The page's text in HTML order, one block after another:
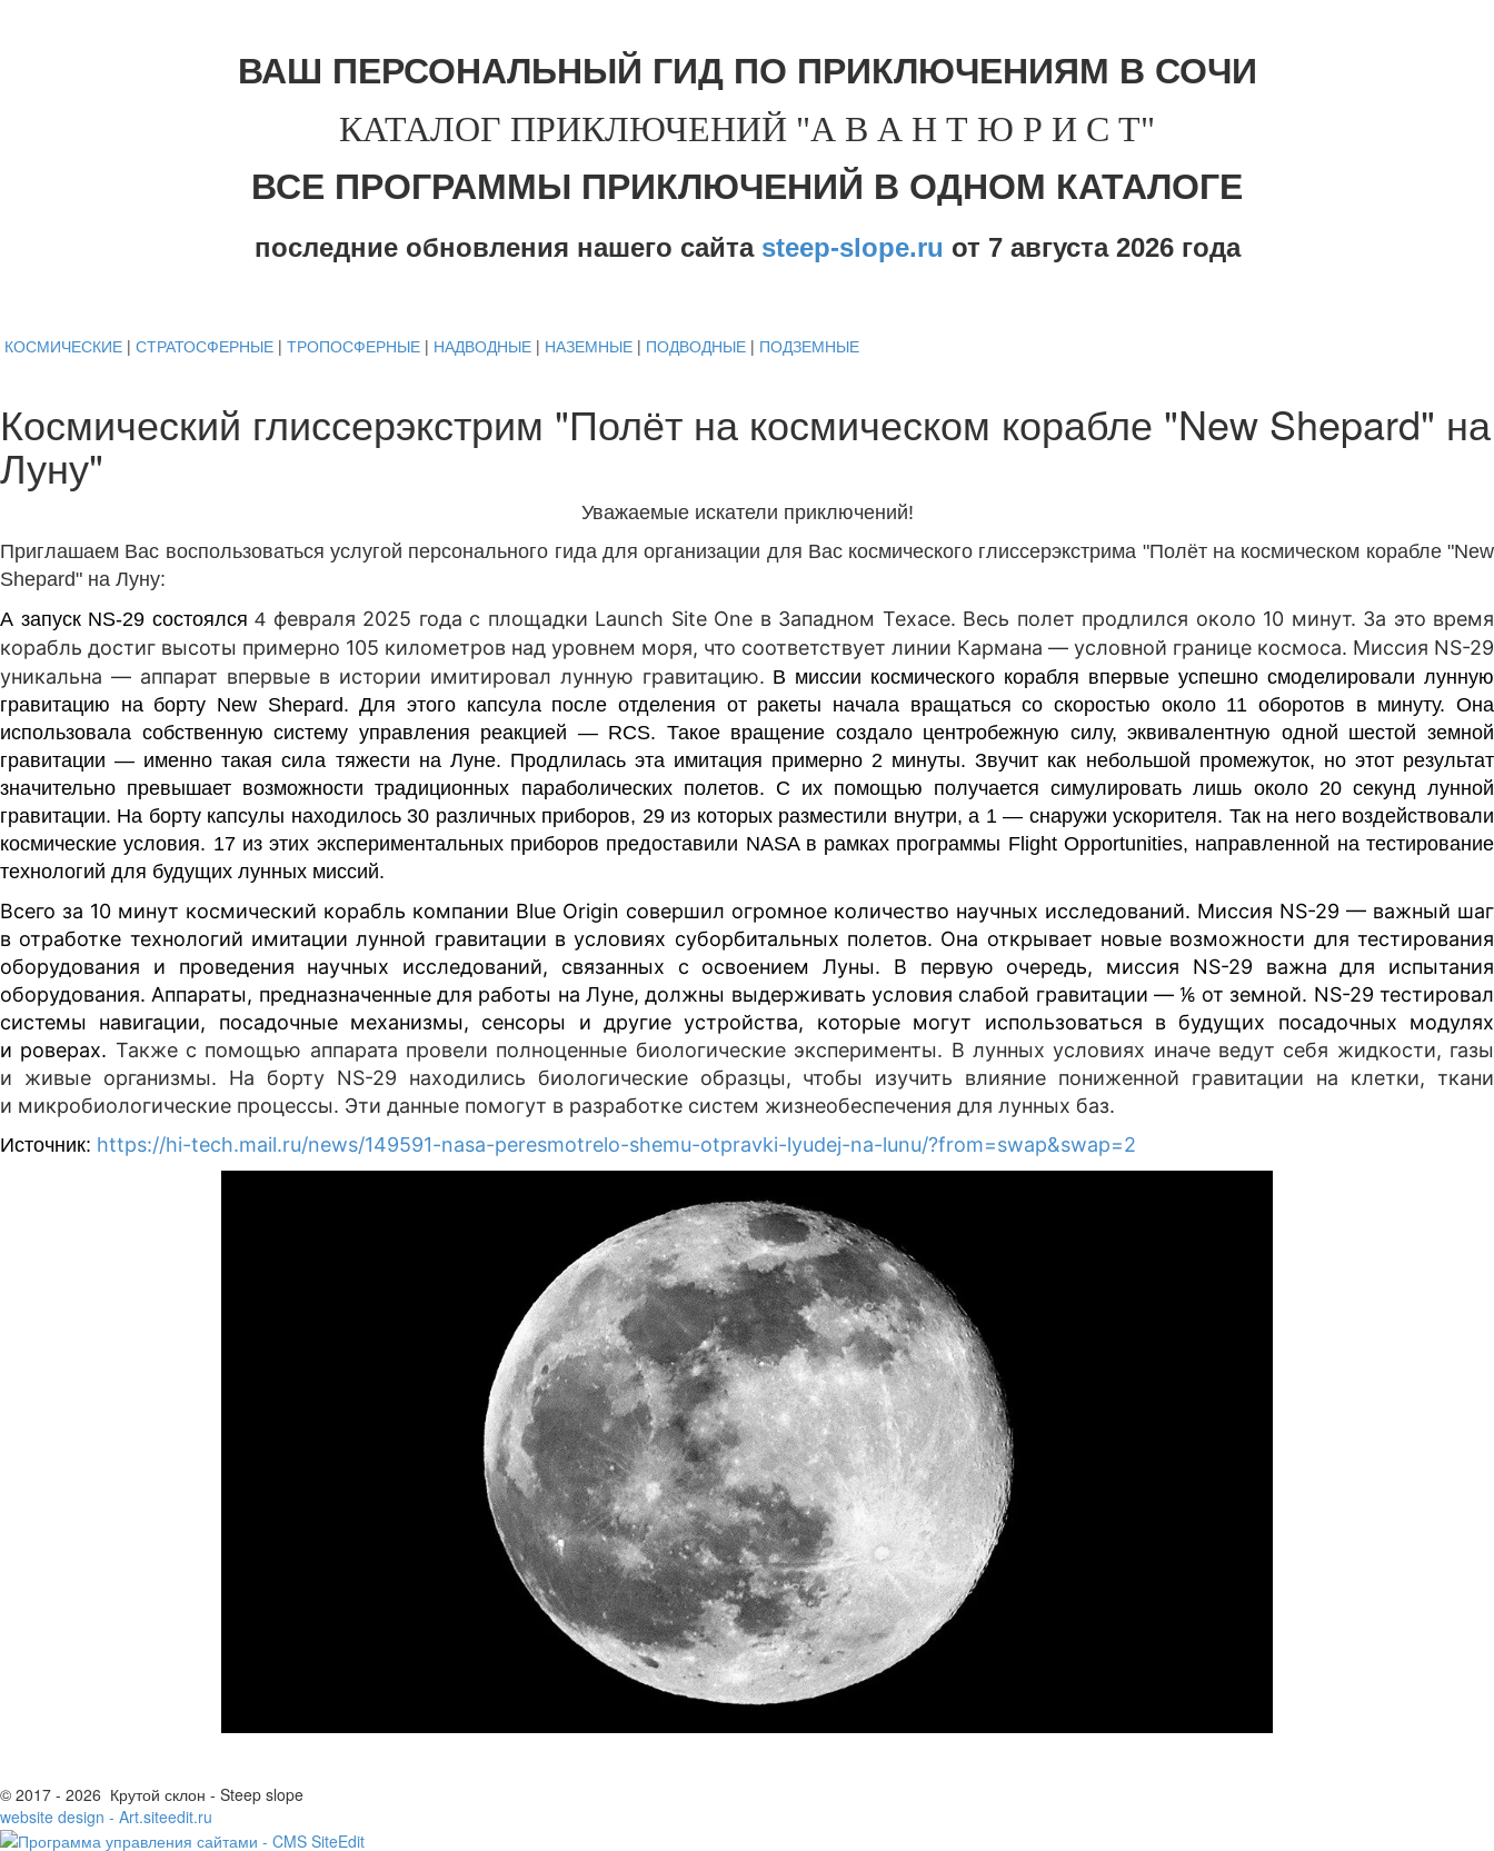
ВАШ ПЕРСОНАЛЬНЫЙ ГИД ПО ПРИКЛЮЧЕНИЯМ В СОЧИ
КАТАЛОГ ПРИКЛЮЧЕНИЙ "А В А Н Т Ю Р И С Т"
ВСЕ ПРОГРАММЫ ПРИКЛЮЧЕНИЙ В ОДНОМ КАТАЛОГЕ
последние обновления нашего сайта steep-slope.ru от 7 августа 2026 года
КОСМИЧЕСКИЕ | СТРАТОСФЕРНЫЕ | ТРОПОСФЕРНЫЕ | НАДВОДНЫЕ | НАЗЕМНЫЕ | ПОДВОДНЫЕ | ПОДЗЕМНЫЕ
Космический глиссерэкстрим "Полёт на космическом корабле "New Shepard" на
Луну"
Уважаемые искатели приключений!
Приглашаем Вас воспользоваться услугой персонального гида для организации для Вас космического глиссерэкстрима "Полёт на космическом корабле "New
Shepard" на Луну:
А запуск NS-29 состоялся 4 февраля 2025 года с площадки Launch Site One в Западном Техасе. Весь полет продлился около 10 минут. За это время
корабль достиг высоты примерно 105 километров над уровнем моря, что соответствует линии Кармана — условной границе космоса. Миссия NS-29
уникальна — аппарат впервые в истории имитировал лунную гравитацию. В миссии космического корабля впервые успешно смоделировали лунную
гравитацию на борту New Shepard. Для этого капсула после отделения от ракеты начала вращаться со скоростью около 11 оборотов в минуту. Она
использовала собственную систему управления реакцией — RCS. Такое вращение создало центробежную силу, эквивалентную одной шестой земной
гравитации — именно такая сила тяжести на Луне. Продлилась эта имитация примерно 2 минуты. Звучит как небольшой промежуток, но этот результат
значительно превышает возможности традиционных параболических полетов. С их помощью получается симулировать лишь около 20 секунд лунной
гравитации. На борту капсулы находилось 30 различных приборов, 29 из которых разместили внутри, а 1 — снаружи ускорителя. Так на него воздействовали
космические условия. 17 из этих экспериментальных приборов предоставили NASA в рамках программы Flight Opportunities, направленной на тестирование
технологий для будущих лунных миссий.
Всего за 10 минут космический корабль компании Blue Origin совершил огромное количество научных исследований. Миссия NS-29 — важный шаг
в отработке технологий имитации лунной гравитации в условиях суборбитальных полетов. Она открывает новые возможности для тестирования
оборудования и проведения научных исследований, связанных с освоением Луны. В первую очередь, миссия NS-29 важна для испытания
оборудования. Аппараты, предназначенные для работы на Луне, должны выдерживать условия слабой гравитации — ⅙ от земной. NS-29 тестировал
системы навигации, посадочные механизмы, сенсоры и другие устройства, которые могут использоваться в будущих посадочных модулях
и роверах. Также с помощью аппарата провели полноценные биологические эксперименты. В лунных условиях иначе ведут себя жидкости, газы
и живые организмы. На борту NS-29 находились биологические образцы, чтобы изучить влияние пониженной гравитации на клетки, ткани
и микробиологические процессы. Эти данные помогут в разработке систем жизнеобеспечения для лунных баз.
Источник: https://hi-tech.mail.ru/news/149591-nasa-peresmotrelo-shemu-otpravki-lyudej-na-lunu/?from=swap&swap=2
© 2017 - 2026 Крутой склон - Steep slope
website design - Art.siteedit.ru